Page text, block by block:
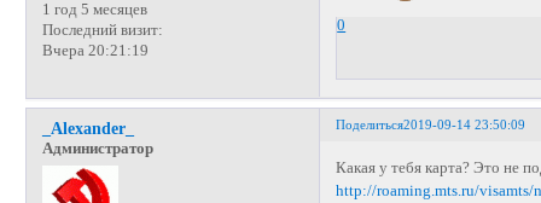
1 год 5 месяцев
Последний визит:
Вчера 20:21:19
0
Поделиться2019-09-14 23:50:09
_Alexander_
Администратор
Какая у тебя карта? Это не
http://roaming.mts.ru/visamts/